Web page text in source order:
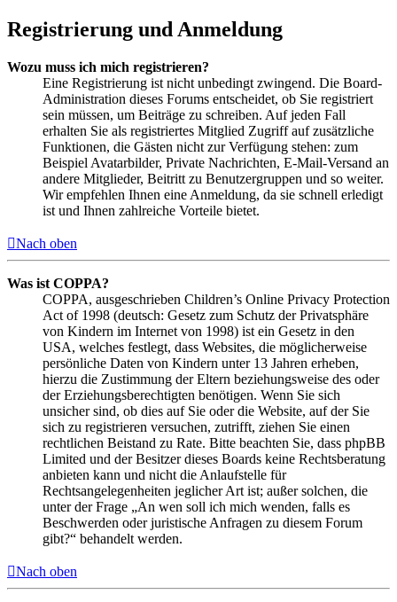
Registrierung und Anmeldung
Wozu muss ich mich registrieren?
Eine Registrierung ist nicht unbedingt zwingend. Die Board-
Administration dieses Forums entscheidet, ob Sie registriert
sein müssen, um Beiträge zu schreiben. Auf jeden Fall
erhalten Sie als registriertes Mitglied Zugriff auf zusätzliche
Funktionen, die Gästen nicht zur Verfügung stehen: zum
Beispiel Avatarbilder, Private Nachrichten, E-Mail-Versand an
andere Mitglieder, Beitritt zu Benutzergruppen und so weiter.
Wir empfehlen Ihnen eine Anmeldung, da sie schnell erledigt
ist und Ihnen zahlreiche Vorteile bietet.
Nach oben
Was ist COPPA?
COPPA, ausgeschrieben Children’s Online Privacy Protection
Act of 1998 (deutsch: Gesetz zum Schutz der Privatsphäre
von Kindern im Internet von 1998) ist ein Gesetz in den
USA, welches festlegt, dass Websites, die möglicherweise
persönliche Daten von Kindern unter 13 Jahren erheben,
hierzu die Zustimmung der Eltern beziehungsweise des oder
der Erziehungsberechtigten benötigen. Wenn Sie sich
unsicher sind, ob dies auf Sie oder die Website, auf der Sie
sich zu registrieren versuchen, zutrifft, ziehen Sie einen
rechtlichen Beistand zu Rate. Bitte beachten Sie, dass phpBB
Limited und der Besitzer dieses Boards keine Rechtsberatung
anbieten kann und nicht die Anlaufstelle für
Rechtsangelegenheiten jeglicher Art ist; außer solchen, die
unter der Frage „An wen soll ich mich wenden, falls es
Beschwerden oder juristische Anfragen zu diesem Forum
gibt?“ behandelt werden.
Nach oben